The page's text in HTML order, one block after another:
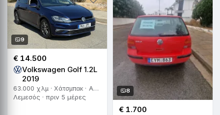
9
€ 14.500
Volkswagen Golf 1.2L
2019
63.000 χλμ · Χάτσμπακ · Αυτόματο
Λεμεσός · πριν 5 μέρες
8
€ 1.700